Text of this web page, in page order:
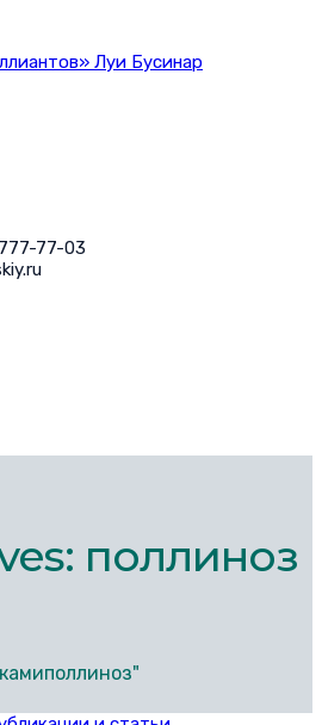
Луи Бусинар
77-03
поллиноз